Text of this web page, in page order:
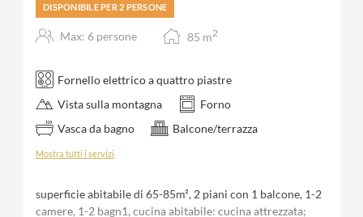
DISPONIBILE PER 2 PERSONE
Max: 6 persone 85 m2
Fornello elettrico a quattro piastre
Vista sulla montagna
Forno
Vasca da bagno
Balcone/terrazza
Mostra tutti i servizi
superficie abitabile di 65-85m², 2 piani con 1 balcone, 1-2
camere, 1-2 bagn1, cucina abitabile: cucina attrezzata;